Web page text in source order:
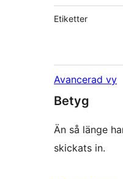
Etiketter
Avancerad vy
Betyg
Än så länge
skickats in.